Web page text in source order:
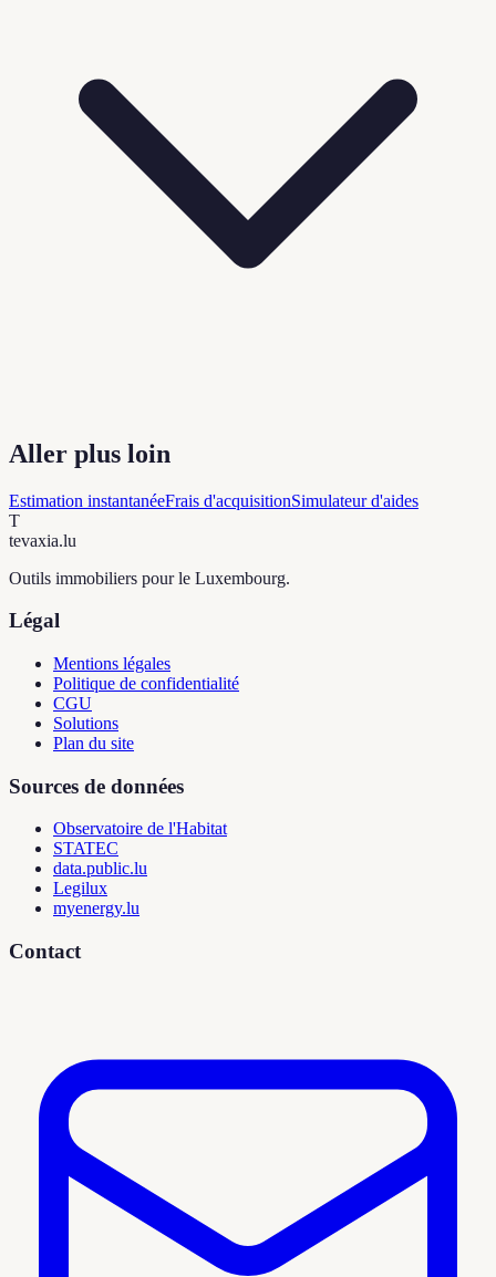
Aller plus loin
Estimation instantanéeFrais d'acquisitionSimulateur d'aides
T
tevaxia.lu
Outils immobiliers pour le Luxembourg.
Légal
Mentions légales
Politique de confidentialité
CGU
Solutions
Plan du site
Sources de données
Observatoire de l'Habitat
STATEC
data.public.lu
Legilux
myenergy.lu
Contact